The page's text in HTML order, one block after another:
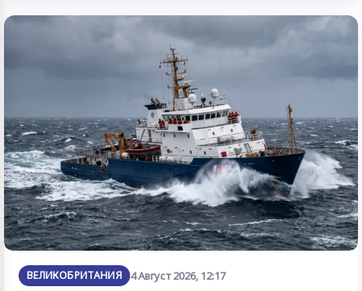
ВЕЛИКОБРИТАНИЯ 4 Август 2026, 12:17